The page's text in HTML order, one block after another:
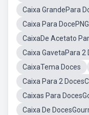
Caixa GrandePara
Caixa Para DocePNG
CaixaDe Acetato
Caixa GavetaPara 2
CaixaTema Doces
Caixa Para 2
Caixas Para
Caixa De